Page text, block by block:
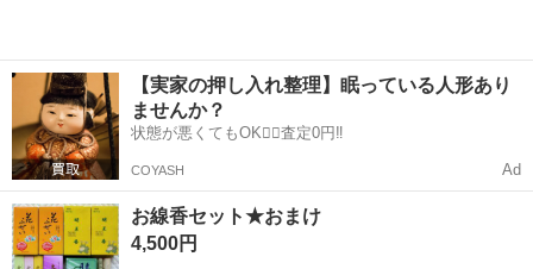
【実家の押し入れ整理】眠っている人形あり
ませんか？
状態が悪くてもOK🙆‍♀️査定0円‼️
COYASH Ad
お線香セット★おまけ
4,500円